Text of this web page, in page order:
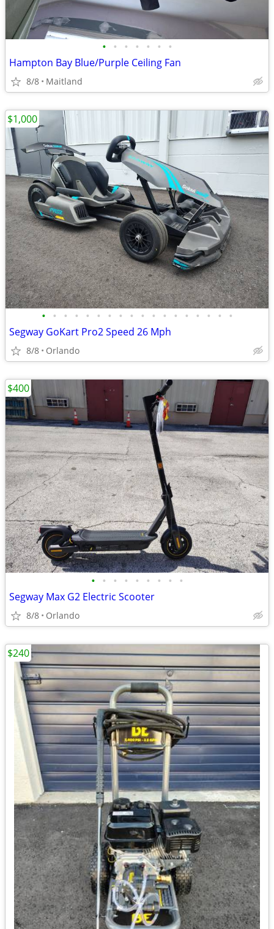
• • • • • • •
Hampton Bay Blue/Purple Ceiling Fan
8/8 Maitland
• • • • • • • • • • • • • • • • • •
Segway GoKart Pro2 Speed 26 Mph
8/8 Orlando
$1,000
• • • • • • • • •
Segway Max G2 Electric Scooter
8/8 Orlando
$400
$240